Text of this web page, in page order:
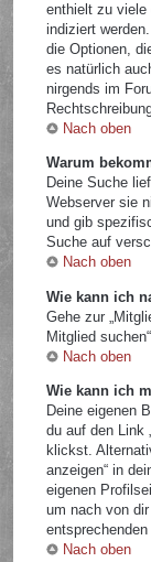
enthielt zu viele
indiziert
die Optionen,
es natürlich
nirgends im
Nach oben
Warum
Deine Suche
Webserver sie
und gib
Suche auf
Nach oben
Wie kann ich
Gehe zur
Mitglied suchen“.
Nach oben
Wie kann ich
Deine eigenen
du auf den Link
klickst.
anzeigen“ in
eigenen
um nach von
Nach oben